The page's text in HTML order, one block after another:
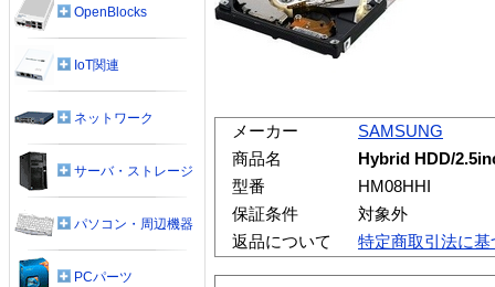
メーカー
SAMSUNG
商品名
Hybrid HDD/
型番
HM08HHI
保証条件
対象外
返品について
特定商取引法に基
OpenBlocks
IoT関連
ネットワーク
サーバ・ストレージ
パソコン・周辺機器
PCパーツ